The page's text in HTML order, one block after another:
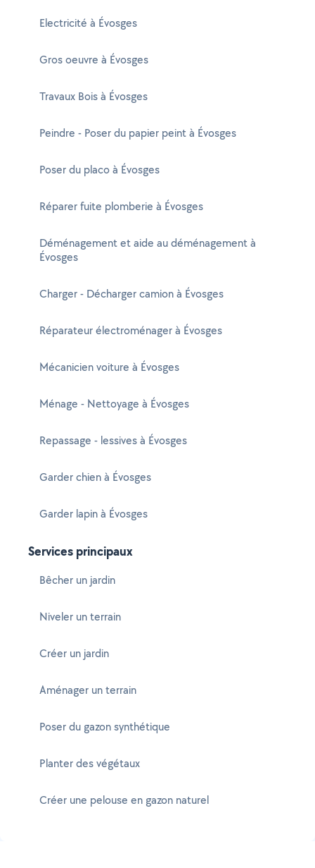
Electricité à Évosges
Gros oeuvre à Évosges
Travaux Bois à Évosges
Peindre - Poser du papier peint à Évosges
Poser du placo à Évosges
Réparer fuite plomberie à Évosges
Déménagement et aide au déménagement à
Évosges
Charger - Décharger camion à Évosges
Réparateur électroménager à Évosges
Mécanicien voiture à Évosges
Ménage - Nettoyage à Évosges
Repassage - lessives à Évosges
Garder chien à Évosges
Garder lapin à Évosges
Services principaux
Bêcher un jardin
Niveler un terrain
Créer un jardin
Aménager un terrain
Poser du gazon synthétique
Planter des végétaux
Créer une pelouse en gazon naturel